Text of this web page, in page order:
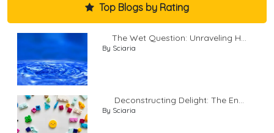
Top Blogs by Rating
The Wet Question: Unraveling H...
By Sciaria
Deconstructing Delight: The En...
By Sciaria